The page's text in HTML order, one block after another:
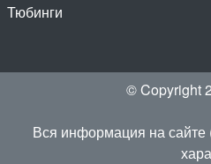
Тюбинги
© Copyright
Вся информация на